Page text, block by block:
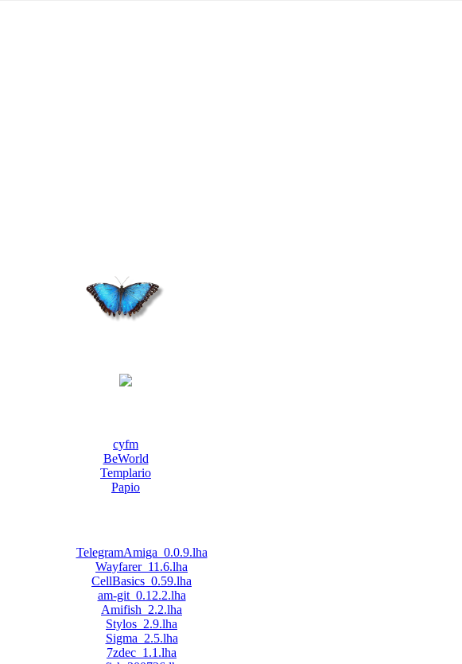
cyfm
BeWorld
Templario
Papio
TelegramAmiga_0.0.9.lha
Wayfarer_11.6.lha
CellBasics_0.59.lha
am-git_0.12.2.lha
Amifish_2.2.lha
Stylos_2.9.lha
Sigma_2.5.lha
7zdec_1.1.lha